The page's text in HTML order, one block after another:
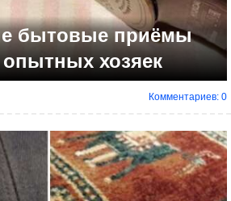
бытовые приёмы
опытных хозяек
Комментариев: 0